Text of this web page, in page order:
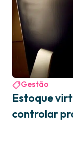
Gestão
Estoque
controlar